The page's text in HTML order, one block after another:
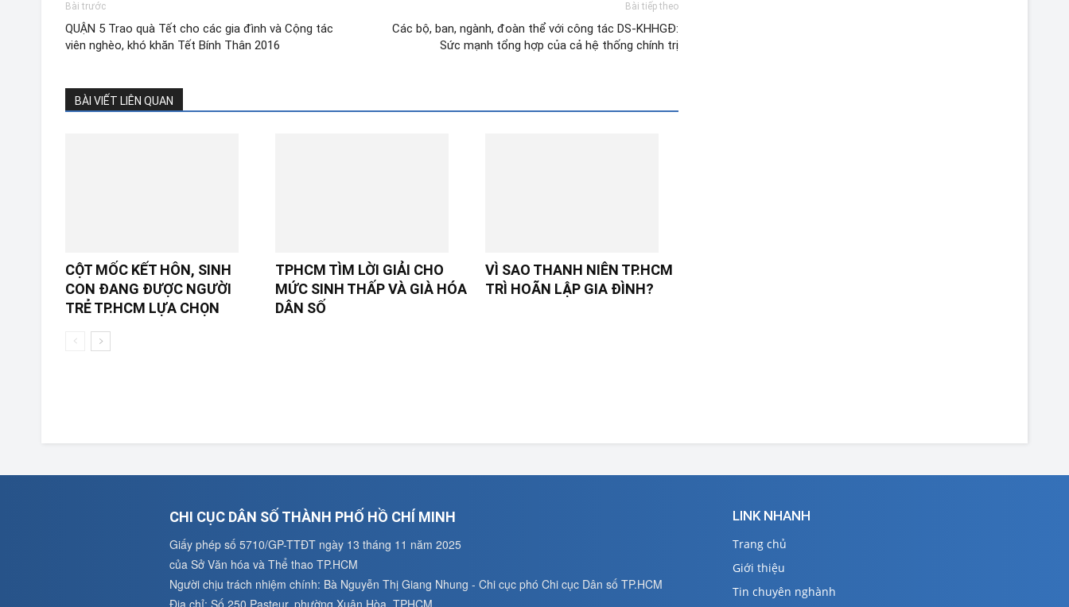
Bài trước
QUẬN 5 Trao quà Tết cho các gia đình và Cộng tác
viên nghèo, khó khăn Tết Bính Thân 2016
Bài tiếp theo
Các bộ, ban, ngành, đoàn thể với công tác DS-KHHGĐ:
Sức mạnh tổng hợp của cả hệ thống chính trị
BÀI VIẾT LIÊN QUAN
CỘT MỐC KẾT HÔN, SINH
CON ĐANG ĐƯỢC NGƯỜI
TRẺ TP.HCM LỰA CHỌN
TPHCM TÌM LỜI GIẢI CHO
MỨC SINH THẤP VÀ GIÀ HÓA
DÂN SỐ
VÌ SAO THANH NIÊN TP.HCM
TRÌ HOÃN LẬP GIA ĐÌNH?
CHI CỤC DÂN SỐ THÀNH PHỐ HỒ CHÍ MINH
Giấy phép số 5710/GP-TTĐT ngày 13 tháng 11 năm 2025
của Sở Văn hóa và Thể thao TP.HCM
Người chịu trách nhiệm chính: Bà Nguyễn Thị Giang Nhung - Chi cục phó Chi cục Dân số TP.HCM
Địa chỉ: Số 250 Pasteur, phường Xuân Hòa, TPHCM
LINK NHANH
Trang chủ
Giới thiệu
Tin chuyên nghành